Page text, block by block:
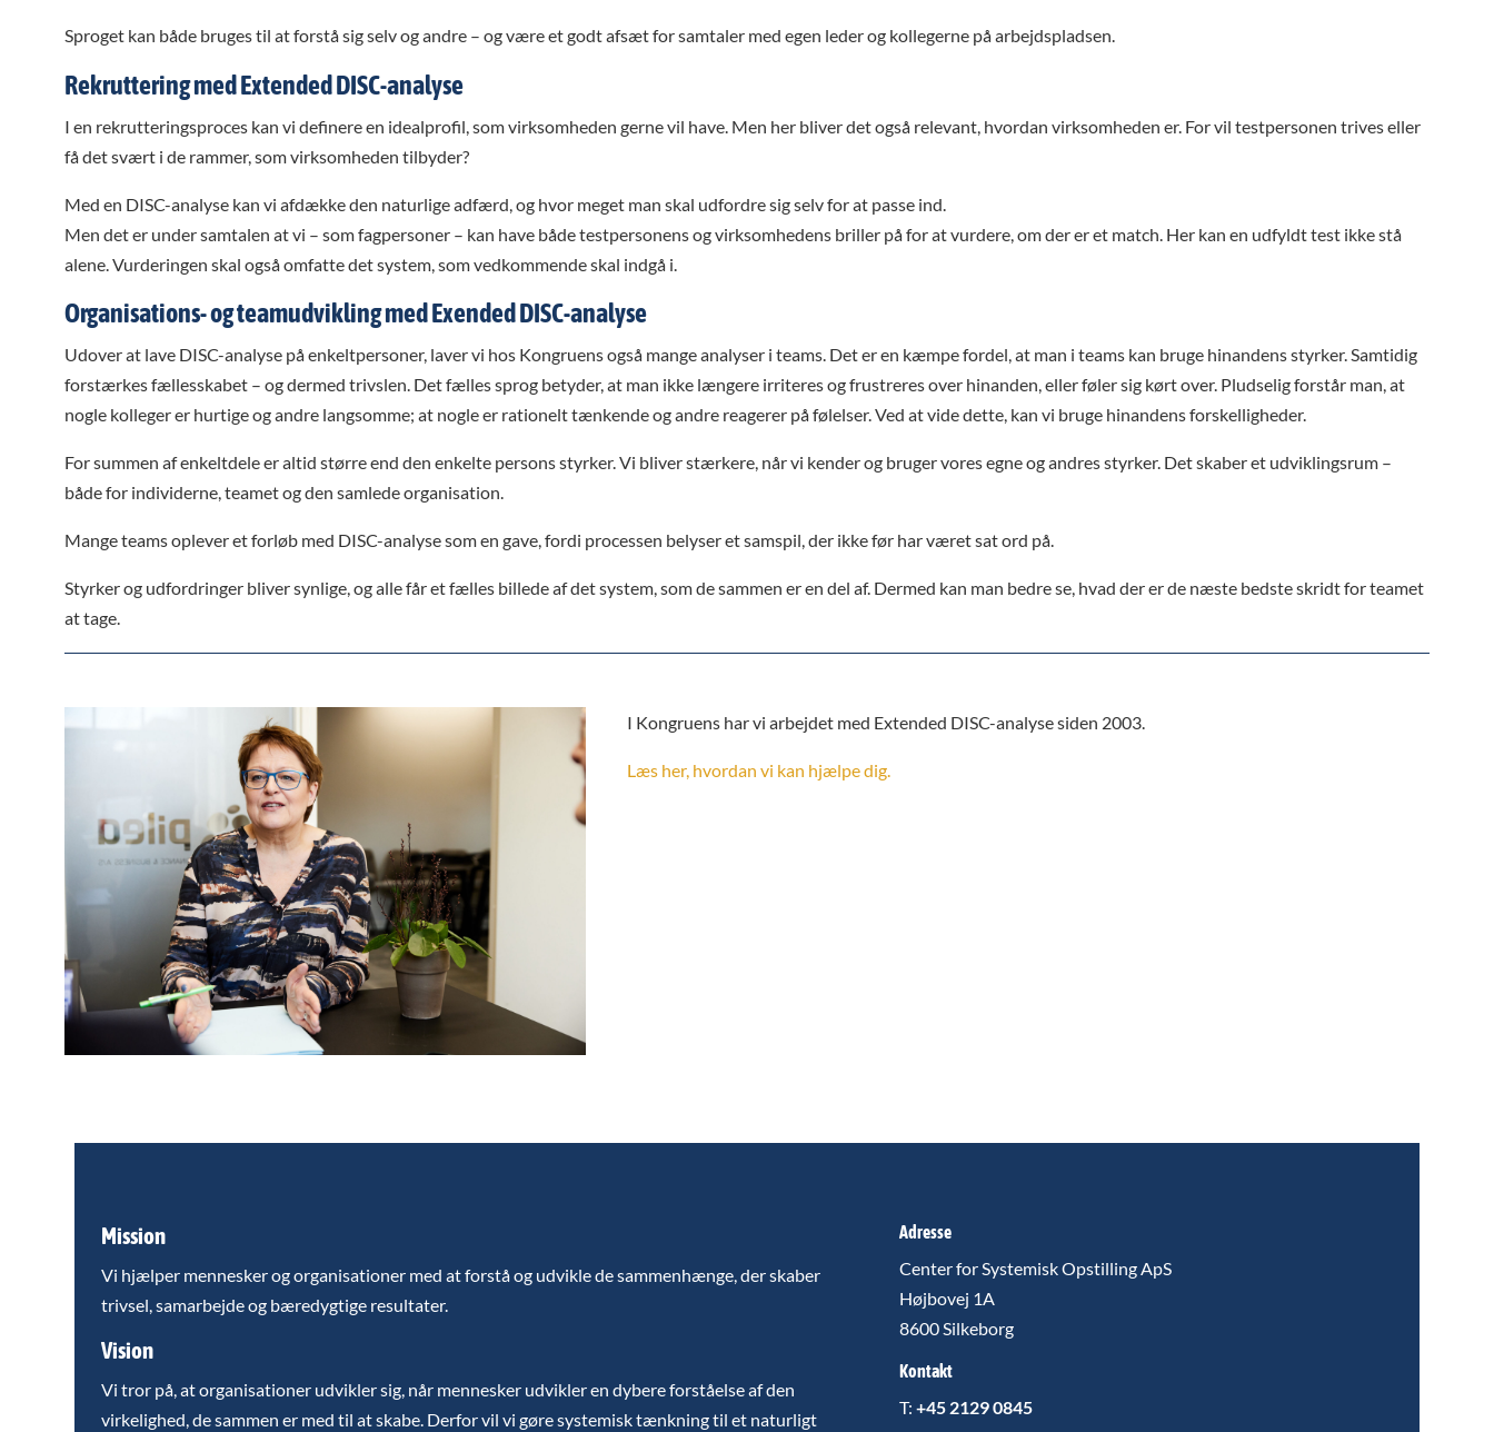
Sproget kan både bruges til at forstå sig selv og andre – og være et godt afsæt for samtaler med egen leder og kollegerne på arbejdspladsen.
Rekruttering med Extended DISC-analyse
I en rekrutteringsproces kan vi definere en idealprofil, som virksomheden gerne vil have. Men her bliver det også relevant, hvordan virksomheden er. For vil testpersonen trives eller
få det svært i de rammer, som virksomheden tilbyder?
Med en DISC-analyse kan vi afdække den naturlige adfærd, og hvor meget man skal udfordre sig selv for at passe ind.
Men det er under samtalen at vi – som fagpersoner – kan have både testpersonens og virksomhedens briller på for at vurdere, om der er et match. Her kan en udfyldt test ikke stå
alene. Vurderingen skal også omfatte det system, som vedkommende skal indgå i.
Organisations- og teamudvikling med Exended DISC-analyse
Udover at lave DISC-analyse på enkeltpersoner, laver vi hos Kongruens også mange analyser i teams. Det er en kæmpe fordel, at man i teams kan bruge hinandens styrker. Samtidig
forstærkes fællesskabet – og dermed trivslen. Det fælles sprog betyder, at man ikke længere irriteres og frustreres over hinanden, eller føler sig kørt over. Pludselig forstår man, at
nogle kolleger er hurtige og andre langsomme; at nogle er rationelt tænkende og andre reagerer på følelser. Ved at vide dette, kan vi bruge hinandens forskelligheder.
For summen af enkeltdele er altid større end den enkelte persons styrker. Vi bliver stærkere, når vi kender og bruger vores egne og andres styrker. Det skaber et udviklingsrum –
både for individerne, teamet og den samlede organisation.
Mange teams oplever et forløb med DISC-analyse som en gave, fordi processen belyser et samspil, der ikke før har været sat ord på.
Styrker og udfordringer bliver synlige, og alle får et fælles billede af det system, som de sammen er en del af. Dermed kan man bedre se, hvad der er de næste bedste skridt for teamet
at tage.
I Kongruens har vi arbejdet med Extended DISC-analyse siden 2003.
Læs her, hvordan vi kan hjælpe dig.
Mission
Vi hjælper mennesker og organisationer med at forstå og udvikle de sammenhænge, der skaber
trivsel, samarbejde og bæredygtige resultater.
Vision
Vi tror på, at organisationer udvikler sig, når mennesker udvikler en dybere forståelse af den
virkelighed, de sammen er med til at skabe. Derfor vil vi gøre systemisk tænkning til et naturligt
Adresse
Center for Systemisk Opstilling ApS
Højbovej 1A
8600 Silkeborg
Kontakt
T: +45 2129 0845